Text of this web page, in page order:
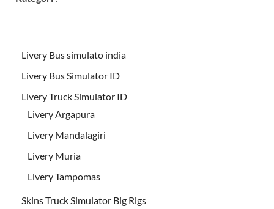
Livery Bus simulato india
Livery Bus Simulator ID
Livery Truck Simulator ID
Livery Argapura
Livery Mandalagiri
Livery Muria
Livery Tampomas
Skins Truck Simulator Big Rigs